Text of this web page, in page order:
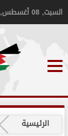
السبت, 08 أغسطس, 2026
الرئيسية